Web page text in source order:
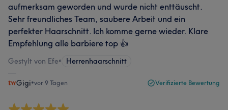
aufmerksam geworden und wurde nicht enttäuscht.
Sehr freundliches Team, saubere Arbeit und ein
perfekter Haarschnitt. Ich komme gerne wieder. Klare
Empfehlung alle barbiere top 👍
Gestylt von Efe• Herrenhaarschnitt
Gigi•vor 9 Tagen Verifizierte Bewertung